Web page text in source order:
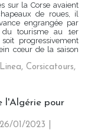
sur la Corse avaient
de roues, il
engrangée par
du tourisme au 1er
progressivement
cœur de la saison
, Corsicatours,
l'Algérie pour
01/2023